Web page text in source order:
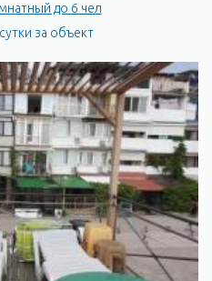
до 6 чел
за объект